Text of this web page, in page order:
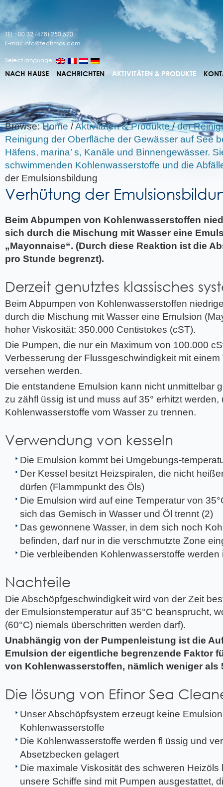
TEL : 00 32 (478) 250.520
E-mail: info@techmas.com
Select language:
NACH HAUSE NACHRICHTEN AKTIVITÄTEN & PRODUKTE
Browse: Home /Aktivitäten & Produkte / der
Reinigung der Oberfläche der Gewässer auf See
Häfens, marina’ s, Kanäle und Binnengewässer.
schwimmenden Kohlenwasserstoffe und die
der Emulsionsbildung
Verhütung der
Beim Abpumpen von Kohlenwasserstoffen
sich durch die Mischung mit Wasser eine
„Mayonnaise“. (Durch diese Reaktion ist die
pro Stunde begrenzt).
Derzeit genutztes klassisches
Beim Abpumpen von Kohlenwasserstoffen
durch die Mischung mit Wasser eine Emulsion
hoher Viskosität: 350.000 Centistokes (cST).
Die Pumpen, die nur ein Maximum von 100.000
Verbesserung der Flussgeschwindigkeit mit
versehen werden.
Die entstandene Emulsion kann nicht unmittelbar
zu zähfl üssig ist und muss auf 35° erhitzt werden,
Kohlenwasserstoffe vom Wasser zu trennen.
Verwendung von kesseln
Die Emulsion kommt bei Umgebungs-
Der Kessel besitzt Heizspiralen, die nicht
dürfen (Flammpunkt des Öls)
Die Emulsion wird auf eine Temperatur von
sich das Gemisch in Wasser und Öl trennt (2)
Das gewonnene Wasser, in dem sich noch
befinden, darf nur in die verschmutzte Zone
Die verbleibenden Kohlenwasserstoffe
Nachteile
Die Abschöpfgeschwindigkeit wird von der Zeit
der Emulsionstemperatur auf 35°C beansprucht,
(60°C) niemals überschritten werden darf).
Unabhängig von der Pumpenleistung ist die
Emulsion der eigentliche begrenzende Faktor
von Kohlenwasserstoffen, nämlich weniger als
Die lösung von Efinor Sea
Unser Abschöpfsystem erzeugt keine
Kohlenwasserstoffe
Die Kohlenwasserstoffe werden fl üssig und
Absetzbecken gelagert
Die maximale Viskosität des schweren Heizöls
unsere Schiffe sind mit Pumpen ausgestattet,